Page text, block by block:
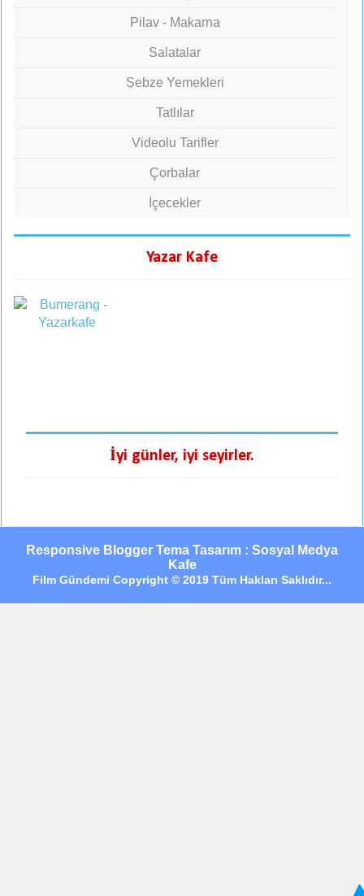
Pilav - Makarna
Salatalar
Sebze Yemekleri
Tatlılar
Videolu Tarifler
Çorbalar
İçecekler
Yazar Kafe
İyi günler, iyi seyirler.
Responsive Blogger Tema Tasarım : Sosyal Medya
Kafe
Film Gündemi Copyright © 2019 Tüm Hakları Saklıdır...